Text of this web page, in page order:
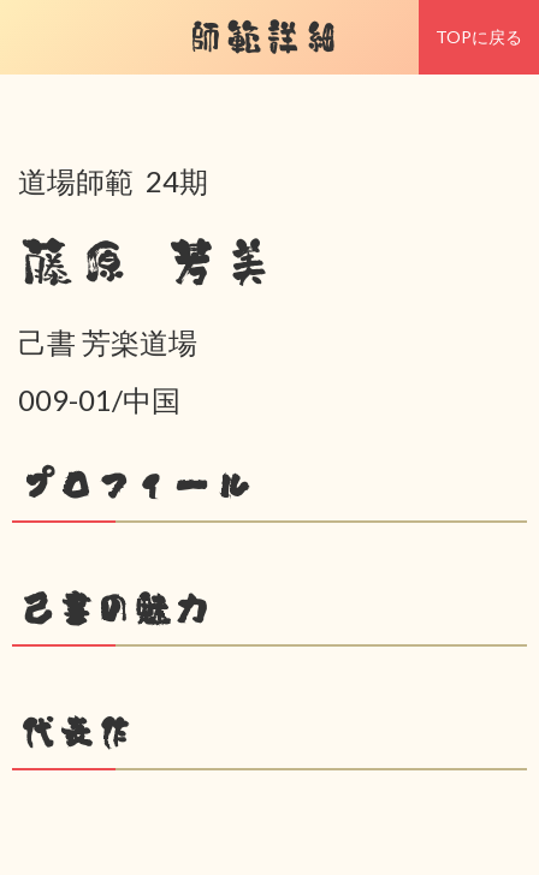
師範詳細 TOPに戻る
道場師範 24期
藤原 芳美
己書 芳楽道場
009-01/中国
プロフィール
己書の魅力
代表作